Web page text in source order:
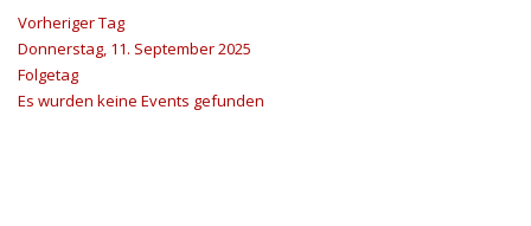
Vorheriger Tag
Donnerstag, 11. September 2025
Folgetag
Es wurden keine Events gefunden